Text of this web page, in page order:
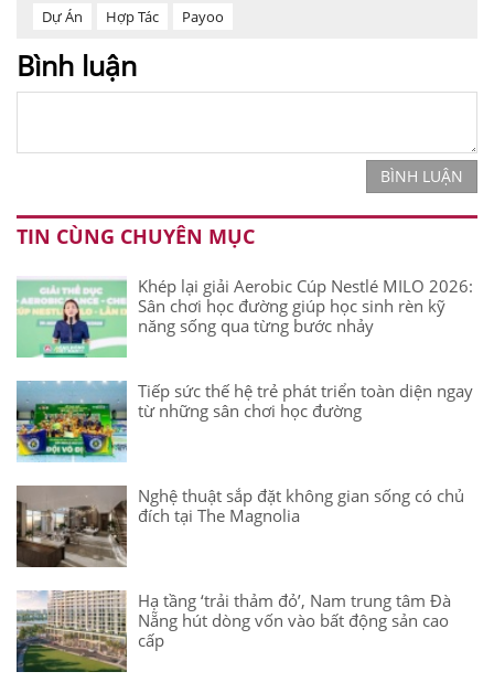
Dự Án
Hợp Tác Payoo
Bình luận
BÌNH LUẬN
TIN CÙNG CHUYÊN MỤC
Khép lại giải Aerobic Cúp Nestlé MILO 2026:
Sân chơi học đường giúp học sinh rèn kỹ
năng sống qua từng bước nhảy
Tiếp sức thế hệ trẻ phát triển toàn diện ngay
từ những sân chơi học đường
Nghệ thuật sắp đặt không gian sống có chủ
đích tại The Magnolia
Hạ tầng ‘trải thảm đỏ’, Nam trung tâm Đà
Nẵng hút dòng vốn vào bất động sản cao
cấp